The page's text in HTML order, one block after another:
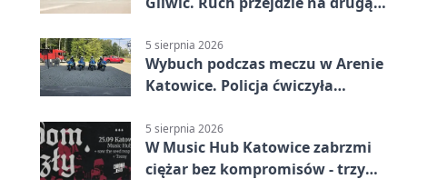
5 sierpnia 2026
Wybuch podczas meczu w Arenie
Katowice. Policja ćwiczyła
5 sierpnia 2026
W Music Hub Katowice zabrzmi
ciężar bez kompromisów - trzy